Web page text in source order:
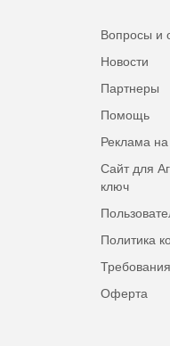
Вопросы и
Новости
Партнеры
Помощь
Реклама на
Сайт для
ключ
Политика
Оферта